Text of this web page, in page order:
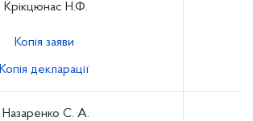
Крікцюнас Н.Ф.
Копія заяви
Копія декларації
Назаренко С. А.